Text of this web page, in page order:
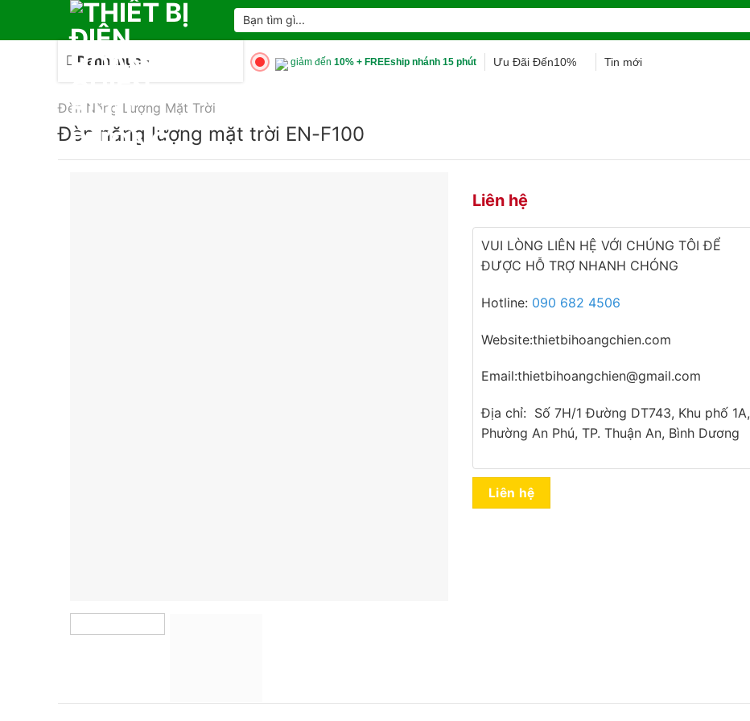
Tìm
kiếm:
Danh mục giảm đến 10% + FREEship nhánh 15 phút Ưu Đãi Đến10% Tin mới
Đèn Năng Lượng Mặt Trời
Đèn năng lượng mặt trời EN-F100
Liên hệ
VUI LÒNG LIÊN HỆ VỚI CHÚNG TÔI ĐỂ
ĐƯỢC HỖ TRỢ NHANH CHÓNG
Hotline: 090 682 4506
Website:thietbihoangchien.com
Email:thietbihoangchien@gmail.com
Địa chỉ: Số 7H/1 Đường DT743, Khu phố 1A,
Phường An Phú, TP. Thuận An, Bình Dương
Liên hệ